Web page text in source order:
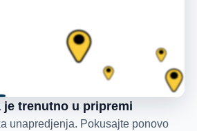
je trenutno u pripremi
unapredjenja. Pokusajte ponovo